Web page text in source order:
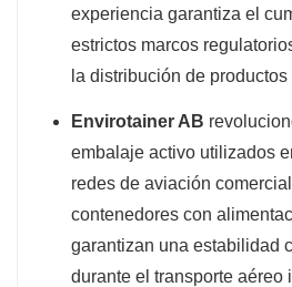
experiencia garantiza el
estrictos marcos
la distribución de productos
Envirotainer AB
embalaje activo utilizados
redes de aviación
contenedores con
garantizan una estabilidad
durante el transporte aéreo